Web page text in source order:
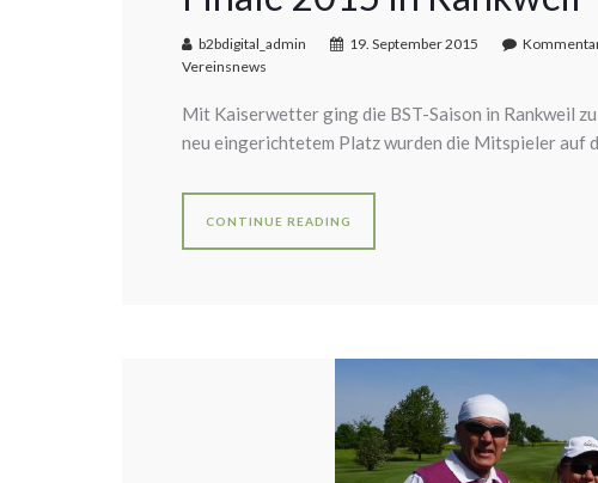
b2bdigital_admin 19. September 2015
Vereinsnews
Mit Kaiserwetter ging die BST-Saison in Rankweil
neu eingerichtetem Platz wurden die Mitspieler auf
CONTINUE READING